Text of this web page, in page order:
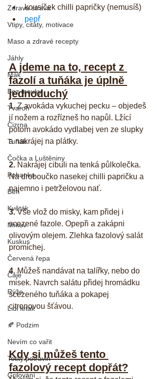
Zdravá strava
Vtipy, citáty, motivace
Maso a zdravé recepty
Jáhly
Mák
Bez mouky
Tvaroh
Cizrna
Tuňák
Čočka a Luštěniny
Pohanka
Běh
Květák
Mrkev
Kuskus
Červená řepa
Čaje
Rýže
Lidl letak
🍂 Podzim
Nevím co vařit
Testy potravin
Grilování
kousíček chilli papričky (nemusíš)
pepř
A jdeme na to, recept z
fazolí a tuňáka je úplně
jednoduchý
1. Z avokáda vykuchej pecku – objedeš
jí nožem a rozřízneš ho napůl. Lžící
potom avokádo vydlabej ven ze slupky
a nakrájej na plátky.
2. Nakrájej cibuli na tenká půlkolečka.
Na droboučko nasekej chilli papričku a
najemno i petrželovou nať.
3. Vše vlož do misky, kam přidej i
scezené fazole. Opepři a zakápni
olivovým olejem. Zlehka fazolový salát
promíchej.
4. Můžeš nandávat na talířky, nebo do
misek. Navrch salátu přidej hromádku
scezeného tuňáka a pokapej
citronovou šťávou.
Kdy si můžeš tento
fazolový recept dopřát?